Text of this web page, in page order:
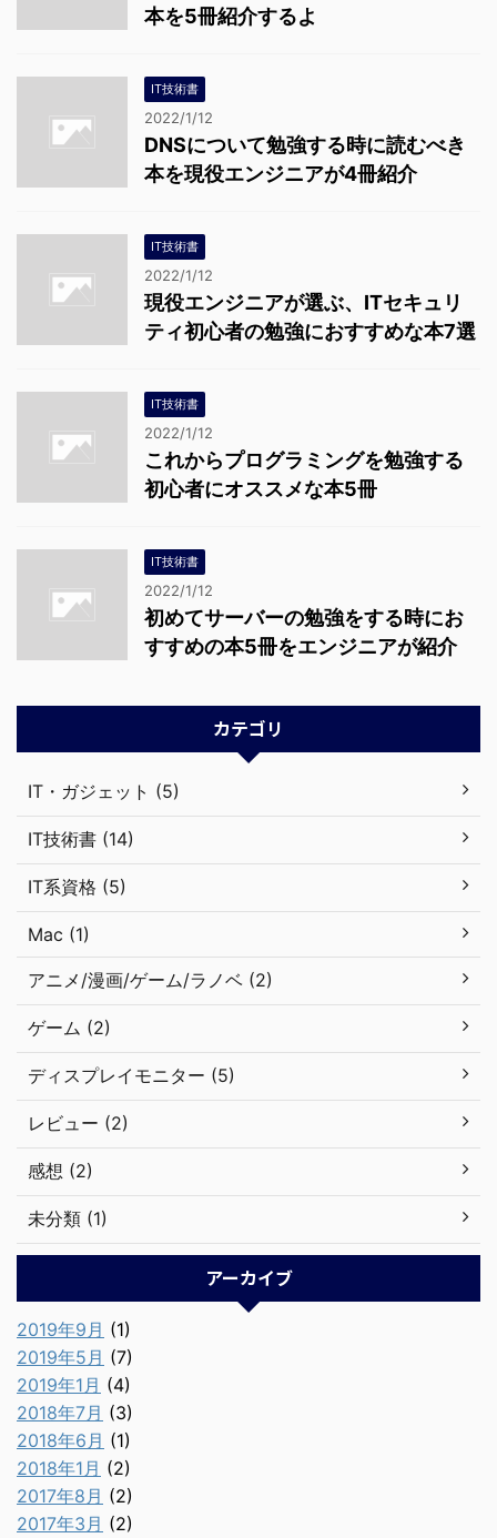
本を5冊紹介するよ
IT技術書
2022/1/12
DNSについて勉強する時に読むべき
本を現役エンジニアが4冊紹介
IT技術書
2022/1/12
現役エンジニアが選ぶ、ITセキュリ
ティ初心者の勉強におすすめな本7選
IT技術書
2022/1/12
これからプログラミングを勉強する
初心者にオススメな本5冊
IT技術書
2022/1/12
初めてサーバーの勉強をする時にお
すすめの本5冊をエンジニアが紹介
カテゴリ
IT・ガジェット (5)
IT技術書 (14)
IT系資格 (5)
Mac (1)
アニメ/漫画/ゲーム/ラノベ (2)
ゲーム (2)
ディスプレイモニター (5)
レビュー (2)
感想 (2)
未分類 (1)
アーカイブ
2019年9月 (1)
2019年5月 (7)
2019年1月 (4)
2018年7月 (3)
2018年6月 (1)
2018年1月 (2)
2017年8月 (2)
2017年3月 (2)